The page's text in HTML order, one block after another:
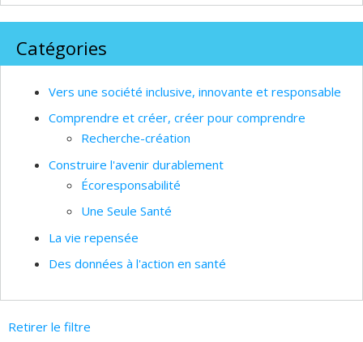
Catégories
Vers une société inclusive, innovante et responsable
Comprendre et créer, créer pour comprendre
Recherche-création
Construire l'avenir durablement
Écoresponsabilité
Une Seule Santé
La vie repensée
Des données à l'action en santé
Retirer le filtre